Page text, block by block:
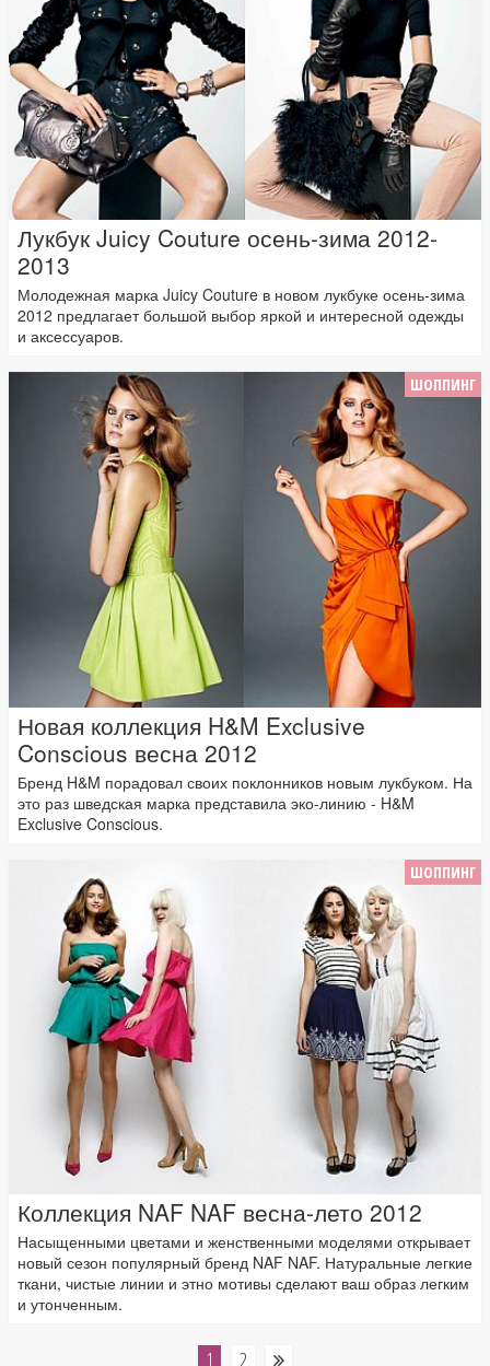
Лукбук Juicy Couture осень-зима 2012-
2013
Молодежная марка Juicy Couture в новом лукбуке осень-зима
2012 предлагает большой выбор яркой и интересной одежды
и аксессуаров.
ШОППИНГ
Новая коллекция H&M Exclusive
Conscious весна 2012
Бренд H&M порадовал своих поклонников новым лукбуком. На
это раз шведская марка представила эко-линию - H&M
Exclusive Conscious.
ШОППИНГ
Коллекция NAF NAF весна-лето 2012
Насыщенными цветами и женственными моделями открывает
новый сезон популярный бренд NAF NAF. Натуральные легкие
ткани, чистые линии и этно мотивы сделают ваш образ легким
и утонченным.
1 2